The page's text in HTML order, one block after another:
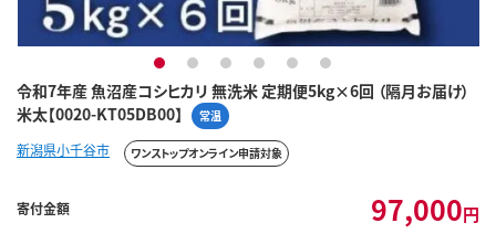
令和7年産 魚沼産コシヒカリ 無洗米 定期便5kg×6回 （隔月お届け）
米太【0020-KT05DB00】
常温
1 2 3 4 5 6
新潟県小千谷市 ワンストップオンライン申請対象
寄付金額 97,000円